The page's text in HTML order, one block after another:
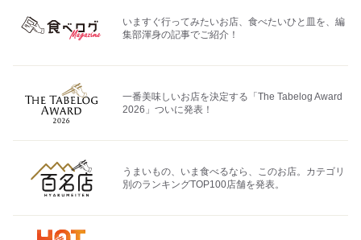
いますぐ行ってみたいお店、食べたいひと皿を、編
集部渾身の記事でご紹介！
一番美味しいお店を決定する「The Tabelog Award
2026」ついに発表！
うまいもの、いま食べるなら、このお店。カテゴリ
別のランキングTOP100店舗を発表。